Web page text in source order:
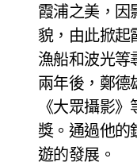
霞浦之美，因
貌，由此掀起
漁船和波光等
兩年後，鄭德
《大眾攝影
獎。通過他的
遊的發展。